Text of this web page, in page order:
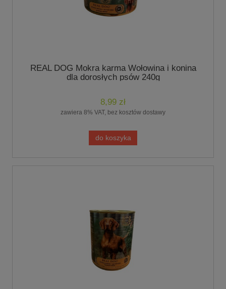
REAL DOG Mokra karma Wołowina i konina
dla dorosłych psów 240g
8,99 zł
zawiera 8% VAT, bez kosztów dostawy
do koszyka